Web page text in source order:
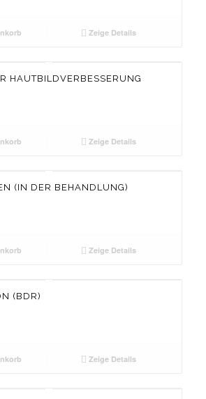
Zeige Details
HAUTBILDVERBESSERUNG
Zeige Details
(IN DER BEHANDLUNG)
Zeige Details
(BDR)
Zeige Details